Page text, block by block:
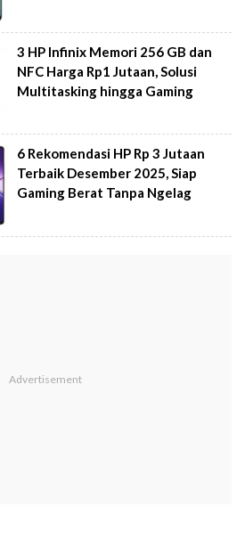
3 HP Infinix Memori 256 GB dan
NFC Harga Rp1 Jutaan, Solusi
Multitasking hingga Gaming
6 Rekomendasi HP Rp 3 Jutaan
Terbaik Desember 2025, Siap
Gaming Berat Tanpa Ngelag